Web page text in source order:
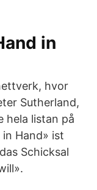
in
hvor
Sutherland,
hela listan på
Hand» ist
Schicksal